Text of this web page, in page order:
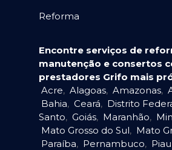
Reforma
Encontre serviços de
manutenção e consertos
prestadores Grifo mais
Acre, Alagoas, Amazonas,
Bahia, Ceará, Distrito
Santo, Goiás, Maranhão,
Mato Grosso do Sul, Mato
Paraíba, Pernambuco,